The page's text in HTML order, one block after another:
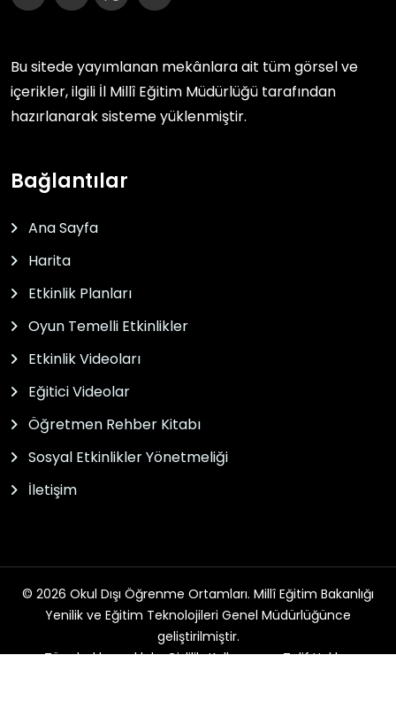
Bu sitede yayımlanan mekânlara ait tüm görsel ve
içerikler, ilgili İl Millî Eğitim Müdürlüğü tarafından
hazırlanarak sisteme yüklenmiştir.
Bağlantılar
Ana Sayfa
Harita
Etkinlik Planları
Oyun Temelli Etkinlikler
Etkinlik Videoları
Eğitici Videolar
Öğretmen Rehber Kitabı
Sosyal Etkinlikler Yönetmeliği
İletişim
© 2026 Okul Dışı Öğrenme Ortamları. Millî Eğitim Bakanlığı
Yenilik ve Eğitim Teknolojileri Genel Müdürlüğünce
geliştirilmiştir.
Tüm hakları saklıdır. Gizlilik, Kullanım ve Telif Hakları